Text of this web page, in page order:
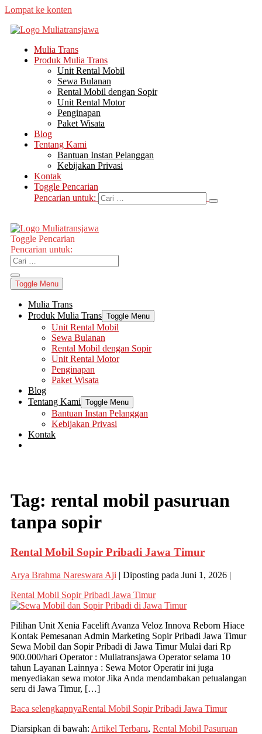
Lompat ke konten
Mulia Trans
Produk Mulia Trans
Unit Rental Mobil
Sewa Bulanan
Rental Mobil dengan Sopir
Unit Rental Motor
Penginapan
Paket Wisata
Blog
Tentang Kami
Bantuan Instan Pelanggan
Kebijakan Privasi
Kontak
Toggle Pencarian
Pencarian untuk:
Toggle Pencarian
Pencarian untuk:
Toggle Menu
Mulia Trans
Produk Mulia Trans Toggle Menu
Unit Rental Mobil
Sewa Bulanan
Rental Mobil dengan Sopir
Unit Rental Motor
Penginapan
Paket Wisata
Blog
Tentang Kami Toggle Menu
Bantuan Instan Pelanggan
Kebijakan Privasi
Kontak
Tag: rental mobil pasuruan
tanpa sopir
Rental Mobil Sopir Pribadi Jawa Timur
Arya Brahma Nareswara Aji | Diposting pada Juni 1, 2026 |
Rental Mobil Sopir Pribadi Jawa Timur
Pilihan Unit Xenia Facelift Avanza Veloz Innova Reborn Hiace
Kontak Pemesanan Admin Marketing Sopir Pribadi Jawa Timur
Sewa Mobil dan Sopir Pribadi di Jawa Timur Mulai dari Rp
900.000/hari Operator : Muliatransjawa Operator selama 10
tahun Layanan Lainnya : Sewa Motor Operatir ini juga
menyediakan sewa motor Jika Anda mendambakan petualangan
seru di Jawa Timur, […]
Baca selengkapnyaRental Mobil Sopir Pribadi Jawa Timur
Diarsipkan di bawah: Artikel Terbaru, Rental Mobil Pasuruan